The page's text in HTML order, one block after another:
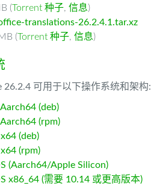
(Torrent 种子, 信息)
translations-26.2.4.1.tar.xz
(Torrent 种子, 信息)
26.2.4 可用于以下操作系统和架构:
(deb)
(rpm)
(deb)
(rpm)
(Aarch64/Apple Silicon)
x86_64 (需要 10.14 或更高版本)